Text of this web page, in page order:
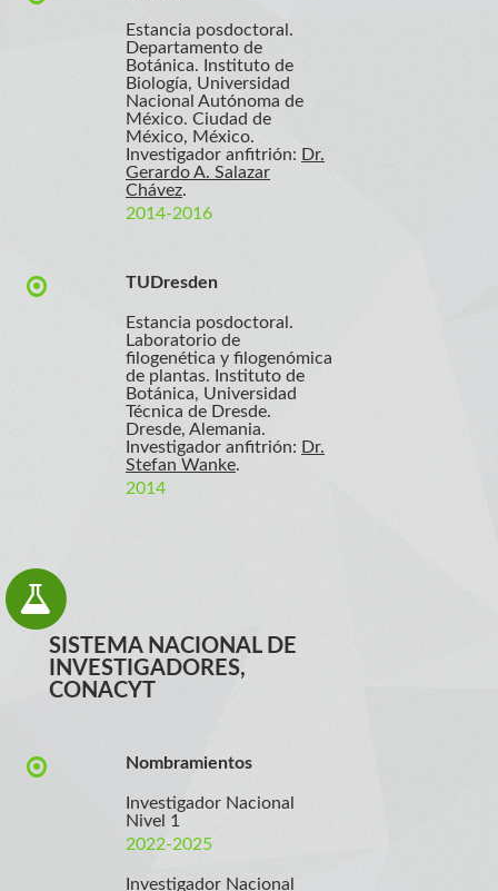
Estancia posdoctoral.
Departamento de
Botánica. Instituto de
Biología, Universidad
Nacional Autónoma de
México. Ciudad de
México, México.
Investigador anfitrión: Dr.
Gerardo A. Salazar
Chávez.
2014-2016
TUDresden
Estancia posdoctoral.
Laboratorio de
filogenética y filogenómica
de plantas. Instituto de
Botánica, Universidad
Técnica de Dresde.
Dresde, Alemania.
Investigador anfitrión: Dr.
Stefan Wanke.
2014
SISTEMA NACIONAL DE
INVESTIGADORES,
CONACYT
Nombramientos
Investigador Nacional
Nivel 1
2022-2025
Investigador Nacional